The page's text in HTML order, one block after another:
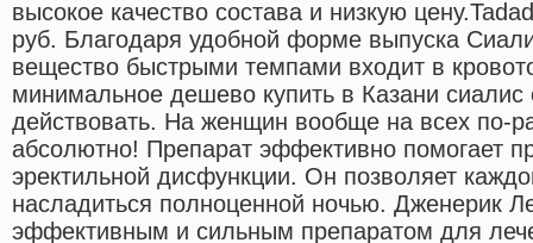
высокое качество состава и низкую
руб. Благодаря удобной форме выпуска
вещество быстрыми темпами входит в
минимальное дешево купить в Казани
действовать. На женщин вообще на всех по-
абсолютно! Препарат эффективно помогает
эректильной дисфункции. Он позволяет
насладиться полноценной ночью. Дженерик
эффективным и сильным препаратом для